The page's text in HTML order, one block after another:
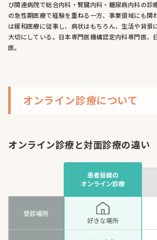
び関連病院で総合内科・腎臓内科・糖尿病内科の診
の急性期医療で経験を重ねる一方、事業領域にも関
は緩和医療に従事し、病状はもちろん、生活や背景
大切にしている。日本専門医機構認定内科専門医、
医。
オンライン診療について
オンライン診療と対面診療の違い